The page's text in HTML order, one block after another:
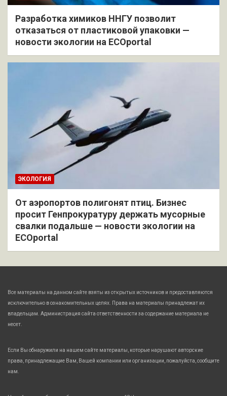
Разработка химиков ННГУ позволит
отказаться от пластиковой упаковки —
новости экологии на ECOportal
ЭКОЛОГИЯ
От аэропортов полигонят птиц. Бизнес
просит Генпрокуратуру держать мусорные
свалки подальше — новости экологии на
ECOportal
Все материалы на данном сайте взяты из открытых источников и предоставляются
исключительно в ознакомительных целях. Права на материалы принадлежат их
владельцам. Администрация сайта ответственности за содержание материала не
несет.
Если Вы обнаружили на нашем сайте материалы, которые нарушают авторские
права, принадлежащие Вам, Вашей компании или организации, пожалуйста, сообщите
нам.